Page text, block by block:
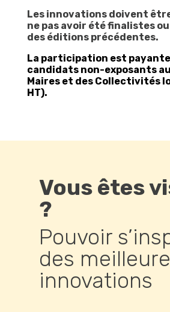
Les innovations doivent
ne pas avoir été finalistes
des éditions précédentes.​
La participation est
candidats non-exposants
Maires et des Collectivités
HT).
Vous êtes
?
Pouvoir
des
innovations